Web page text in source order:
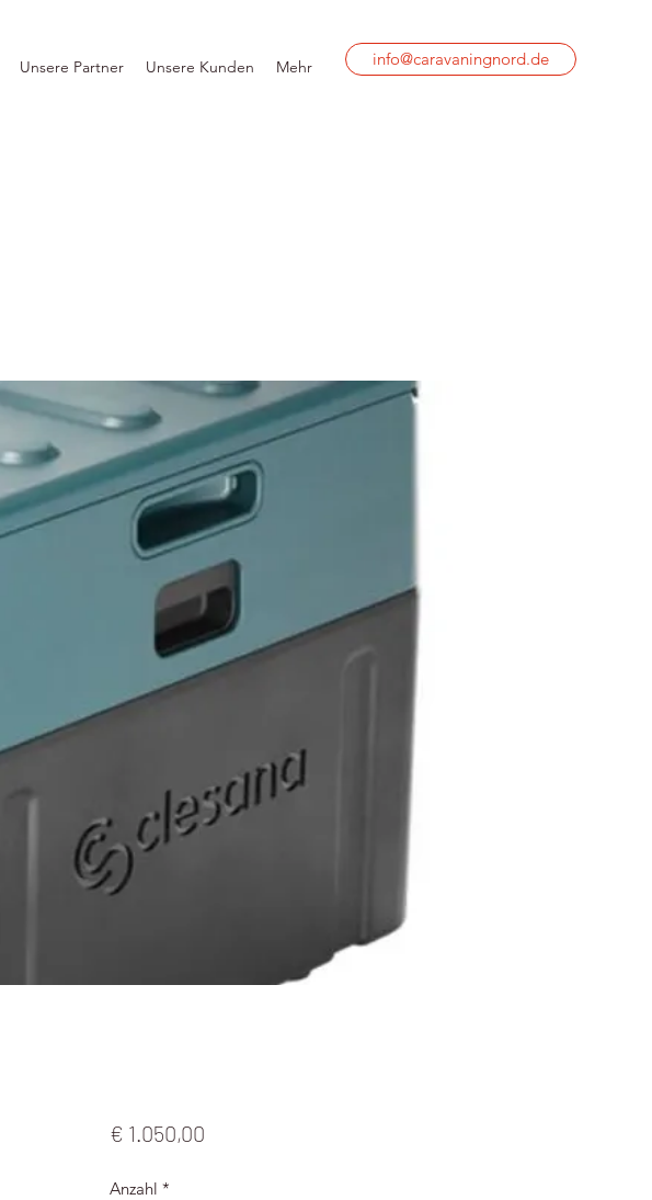
Unsere Partner Unsere Kunden Mehr info@caravaningnord.de
€ 1.050,00Preis
Anzahl *